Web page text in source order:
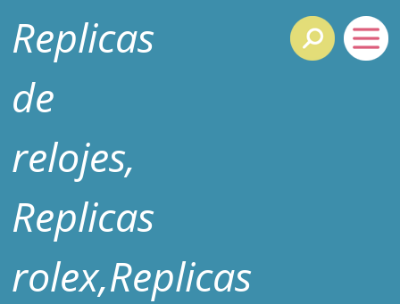
Replicas
de
relojes,
Replicas
rolex,Replicas